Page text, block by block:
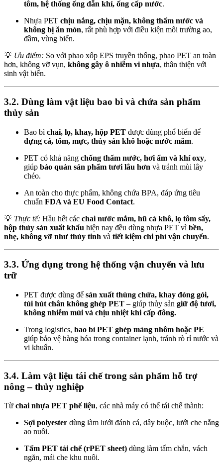
tôm, hệ thống ống dẫn khí, ống cấp nước.
Nhựa PET chịu nắng, chịu mặn, không thấm nước và
không bị ăn mòn, rất phù hợp với điều kiện môi trường ao,
đầm, vùng biển.
💡 Ưu điểm: So với phao xốp EPS truyền thống, phao PET an toàn
hơn, không vỡ vụn, không gây ô nhiễm vi nhựa, thân thiện với
sinh vật biển.
3.2. Dùng làm vật liệu bao bì và chứa sản phẩm
thủy sản
Bao bì chai, lọ, khay, hộp PET được dùng phổ biến để
đựng cá, tôm, mực, thủy sản khô hoặc nước mắm.
PET có khả năng chống thấm nước, hơi ẩm và khí oxy,
giúp bảo quản sản phẩm tươi lâu hơn và tránh mùi lây
chéo.
An toàn cho thực phẩm, không chứa BPA, đáp ứng tiêu
chuẩn FDA và EU Food Contact.
💡 Thực tế: Hầu hết các chai nước mắm, hũ cá khô, lọ tôm sấy,
hộp thủy sản xuất khẩu hiện nay đều dùng nhựa PET vì bền,
nhẹ, không vỡ như thủy tinh và tiết kiệm chi phí vận chuyển.
3.3. Ứng dụng trong hệ thống vận chuyển và lưu
trữ
PET được dùng để sản xuất thùng chứa, khay đóng gói,
túi hút chân không ghép PET – giúp thủy sản giữ độ tươi,
không nhiễm mùi và chịu nhiệt khi cấp đông.
Trong logistics, bao bì PET ghép màng nhôm hoặc PE
giúp bảo vệ hàng hóa trong container lạnh, tránh rò rỉ nước và
vi khuẩn.
3.4. Làm vật liệu tái chế trong sản phẩm hỗ trợ
nông – thủy nghiệp
Từ chai nhựa PET phế liệu, các nhà máy có thể tái chế thành:
Sợi polyester dùng làm lưới đánh cá, dây buộc, lưới che nắng
ao nuôi.
Tấm PET tái chế (rPET sheet) dùng làm tấm chắn, vách
ngăn, mái che khu nuôi.